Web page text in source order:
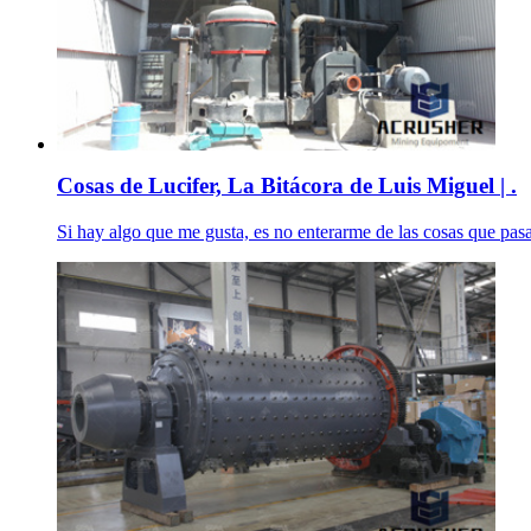
Cosas de Lucifer, La Bitácora de Luis Miguel | .
Si hay algo que me gusta, es no enterarme de las cosas que